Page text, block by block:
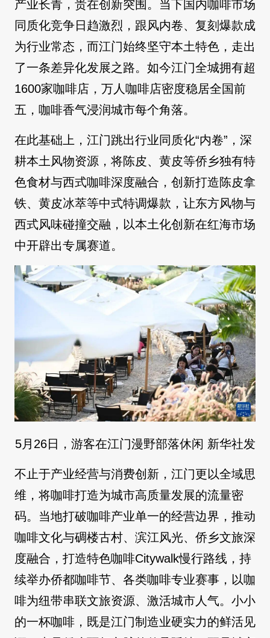
产业长青，贵在创新突围。当下国内咖啡市场
同质化竞争日趋激烈，跟风内卷、复刻爆款成
为行业常态，而江门始终坚守本土特色，走出
了一条差异化发展之路。如今江门全城拥有超
1600家咖啡店，万人咖啡店密度稳居全国前
五，咖啡香气浸润城市每个角落。
在此基础上，江门跳出行业同质化“内卷”，深
耕本土风物资源，将陈皮、黄皮等侨乡独有特
色食材与西式咖啡深度融合，创新打造陈皮拿
铁、黄皮冰萃等中式特调爆款，让东方风物与
西式风味碰撞交融，以本土化创新在红海市场
中开辟出专属赛道。
5月26日，游客在江门漫野部落休闲 新华社发
不止于产业经营与消费创新，江门更以全域思
维，将咖啡打造为城市高质量发展的流量密
码。当地打破咖啡产业单一的经营边界，推动
咖啡文化与碉楼古村、滨江风光、侨乡文旅深
度融合，打造特色咖啡Citywalk慢行路线，持
续举办侨都咖啡节、各类咖啡专业赛事，以咖
啡为纽带串联文旅资源、激活城市人气。小小
的一杯咖啡，既是江门制造业硬实力的鲜活见